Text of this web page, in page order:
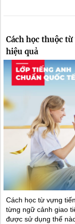
Cách học thuộc
hiệu quả
Cách học từ vựng
từng ngữ cảnh giao
được sử dụng thế